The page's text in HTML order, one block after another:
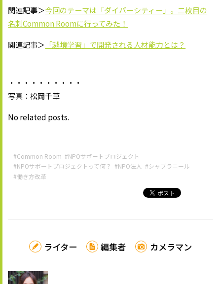
関連記事＞今回のテーマは「ダイバーシティー」。二枚目の
名刺Common Roomに行ってみた！
関連記事＞ 「越境学習」で開発される人材能力とは？
・・・・・・・・・・
写真：松岡千草
No related posts.
#Common Room #NPOサポートプロジェクト
#NPOサポートプロジェクトって何？ #NPO法人 #シャプラニール
#働き方改革
ライター 編集者 カメラマン